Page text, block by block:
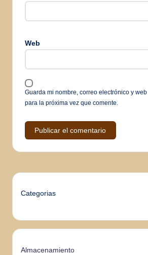
Web
Guarda mi nombre, correo electrónico y
para la próxima vez que comente.
Categorias
Almacenamiento